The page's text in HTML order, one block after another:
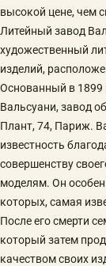
высокой цене, чем
Литейный завод
художественный
изделий,
Основанный в 1899
Вальсуани, завод
Плант, 74, Париж.
известность
совершенству
моделям. Он
которых, самая
После его смерти
который затем
качеством своих